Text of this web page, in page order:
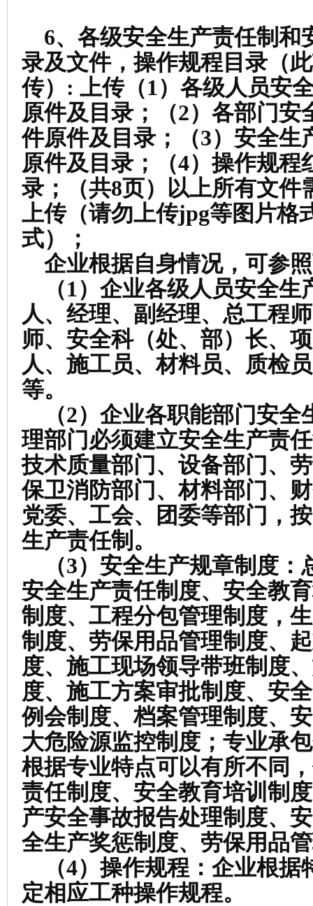
6、各级安全生产责任制和
录及文件，操作规程目录（
传）: 上传（1）各级人员安
原件及目录；（2）各部门安
件原件及目录；（3）安全生
原件及目录；（4）操作规程
录；（共8页）以上所有文件
上传（请勿上传jpg等图片格
式）；
企业根据自身情况，可参
（1）企业各级人员安全生
人、经理、副经理、总工程
师、安全科（处、部）长、
人、施工员、材料员、质检
等。
（2）企业各职能部门安全
理部门必须建立安全生产责
技术质量部门、设备部门、
保卫消防部门、材料部门、
党委、工会、团委等部门，
生产责任制。
（3）安全生产规章制度：
安全生产责任制度、安全教
制度、工程分包管理制度，
制度、劳保用品管理制度、
度、施工现场领导带班制度
度、施工方案审批制度、安
例会制度、档案管理制度、
大危险源监控制度；专业承
根据专业特点可以有所不同
责任制度、安全教育培训制
产安全事故报告处理制度、
全生产奖惩制度、劳保用品
（4）操作规程：企业根据
定相应工种操作规程。